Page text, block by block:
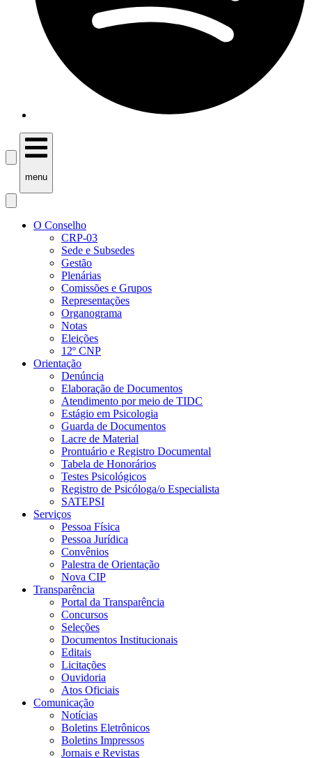
menu
O Conselho
CRP-03
Sede e Subsedes
Gestão
Plenárias
Comissões e Grupos
Representações
Organograma
Notas
Eleições
12º CNP
Orientação
Denúncia
Elaboração de Documentos
Atendimento por meio de TIDC
Estágio em Psicologia
Guarda de Documentos
Lacre de Material
Prontuário e Registro Documental
Tabela de Honorários
Testes Psicológicos
Registro de Psicóloga/o Especialista
SATEPSI
Serviços
Pessoa Física
Pessoa Jurídica
Convênios
Palestra de Orientação
Nova CIP
Transparência
Portal da Transparência
Concursos
Seleções
Documentos Institucionais
Editais
Licitações
Ouvidoria
Atos Oficiais
Comunicação
Notícias
Boletins Eletrônicos
Boletins Impressos
Jornais e Revistas